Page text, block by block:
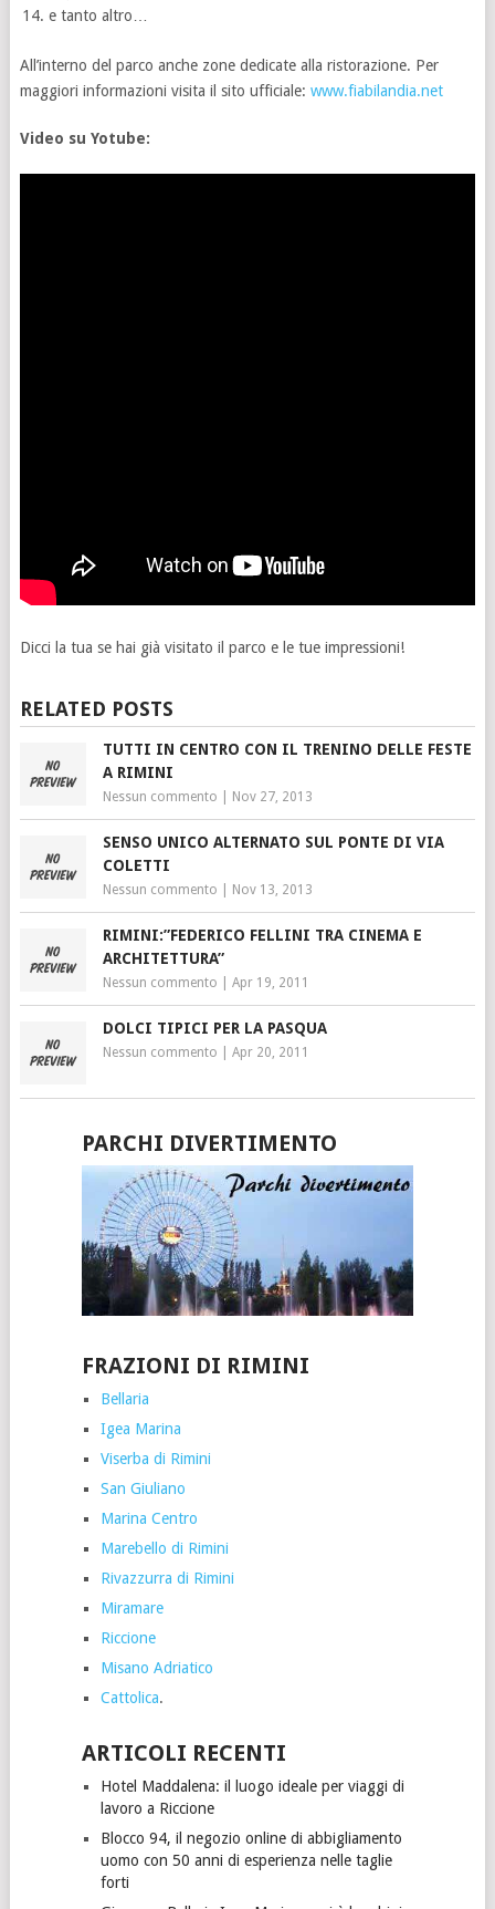
e tanto altro…
All’interno del parco anche zone dedicate alla ristorazione. Per
maggiori informazioni visita il sito ufficiale: www.fiabilandia.net
Video su Yotube:
Dicci la tua se hai già visitato il parco e le tue impressioni!
RELATED POSTS
TUTTI IN CENTRO CON IL TRENINO DELLE FESTE
A RIMINI
Nessun commento Nov 27, 2013
SENSO UNICO ALTERNATO SUL PONTE DI VIA
COLETTI
Nessun commento Nov 13, 2013
RIMINI:”FEDERICO FELLINI TRA CINEMA E
ARCHITETTURA”
Nessun commento Apr 19, 2011
DOLCI TIPICI PER LA PASQUA
Nessun commento Apr 20, 2011
PARCHI DIVERTIMENTO
FRAZIONI DI RIMINI
Bellaria
Igea Marina
Viserba di Rimini
San Giuliano
Marina Centro
Marebello di Rimini
Rivazzurra di Rimini
Miramare
Riccione
Misano Adriatico
Cattolica.
ARTICOLI RECENTI
Hotel Maddalena: il luogo ideale per viaggi di
lavoro a Riccione
Blocco 94, il negozio online di abbigliamento
uomo con 50 anni di esperienza nelle taglie
forti